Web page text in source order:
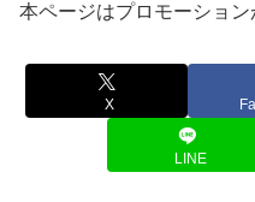
本ページはプロモーション
X
LINE